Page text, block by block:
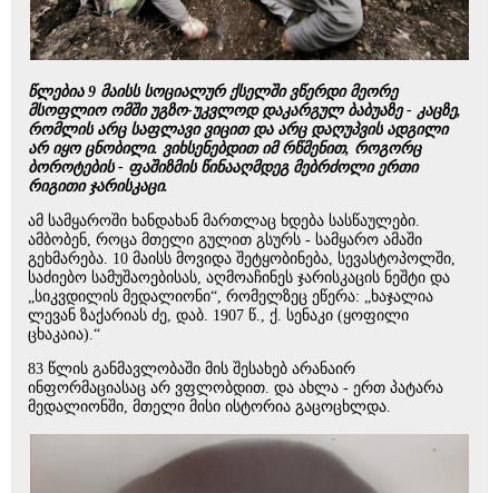
წლებია 9 მაისს სოციალურ ქსელში ვწერდი მეორე
მსოფლიო ომში უგზო-უკვლოდ დაკარგულ ბაბუაზე - კაცზე,
რომლის არც საფლავი ვიცით და არც დაღუპვის ადგილი
არ იყო ცნობილი. ვიხსენებდით იმ რწმენით, როგორც
ბოროტების - ფაშიზმის წინააღმდეგ მებრძოლი ერთი
რიგითი ჯარისკაცი.
ამ სამყაროში ხანდახან მართლაც ხდება სასწაულები.
ამბობენ, როცა მთელი გულით გსურს - სამყარო ამაში
გეხმარება. 10 მაისს მოვიდა შეტყობინება, სევასტოპოლში,
საძიებო სამუშაოებისას, აღმოაჩინეს ჯარისკაცის ნეშტი და
„სიკვდილის მედალიონი“, რომელზეც ეწერა: „ხაჯალია
ლევან ზაქარიას ძე, დაბ. 1907 წ., ქ. სენაკი (ყოფილი
ცხაკაია).“
83 წლის განმავლობაში მის შესახებ არანაირ
ინფორმაციასაც არ ვფლობდით. და ახლა - ერთ პატარა
მედალიონში, მთელი მისი ისტორია გაცოცხლდა.